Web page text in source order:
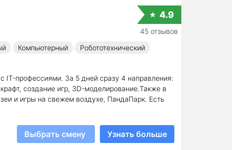
Компьютерный
Робототехнический
IT-профессиями. За 5 дней сразу 4 направления:
создание игр, 3D-моделирование.Также в
и игры на свежем воздухе, ПандаПарк. Есть
Выбрать смену Узнать больше
4.9
45 отзывов